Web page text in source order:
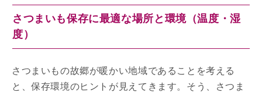
さつまいも保存に最適な場所と環境（温度・湿
度）
さつまいもの故郷が暖かい地域であることを考える
と、保存環境のヒントが見えてきます。そう、さつま